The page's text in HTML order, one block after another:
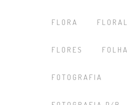
FLORA FLORAL
FLORES
FOTOGRAFIA